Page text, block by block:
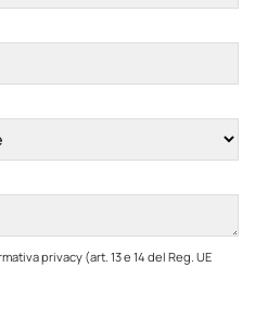
privacy (art. 13 e 14 del Reg. UE